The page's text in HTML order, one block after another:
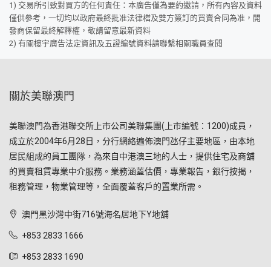
1) 交易所引致對買方的任何責任：本廣告僅為要約邀請，所有內容及資料
僅供參考，一切均以政府最終批准法律檔及雙方簽訂的買賣合同為准，開
發商保留最終解釋權，敬請留意最新資料
2) 有關樓宇廣告法定資訊及五證編號資料請聯繫相關職員查閱
關於美聯澳門
美聯澳門為香港聯交所上市公司美聯集團(上市編號：1200)成員，
成立於2004年6月28日，分行網絡遍佈澳門氹仔主要地區，由本地
居民組成的員工團隊，為來自中港澳三地的人士，提供住宅及商舖
的買賣租賃專業中介服務。業務涵蓋估價，專業報告，銀行按揭，
租務管理，物業管理等，全面覆蓋客戶的置業所需。
澳門黑沙灣中街716號海名居地下Y地舖
+853 2833 1666
+853 2833 1690